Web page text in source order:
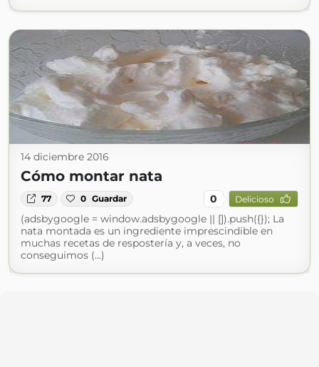
14 diciembre 2016
Cómo montar nata
77 0 Guardar 0 Delicioso
(adsbygoogle = window.adsbygoogle || []).push({}); La
nata montada es un ingrediente imprescindible en
muchas recetas de respostería y, a veces, no
conseguimos (...)